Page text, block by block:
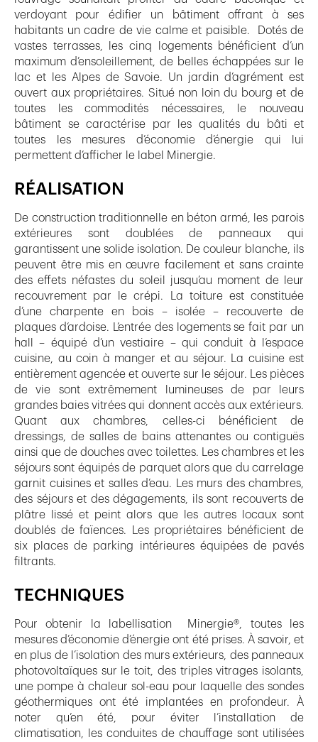
verdoyant pour édifier un bâtiment offrant à ses
habitants un cadre de vie calme et paisible. Dotés de
vastes terrasses, les cinq logements bénéficient d’un
maximum d’ensoleillement, de belles échappées sur le
lac et les Alpes de Savoie. Un jardin d’agrément est
ouvert aux propriétaires. Situé non loin du bourg et de
toutes les commodités nécessaires, le nouveau
bâtiment se caractérise par les qualités du bâti et
toutes les mesures d’économie d’énergie qui lui
permettent d’afficher le label Minergie.
RÉALISATION
De construction traditionnelle en béton armé, les parois
extérieures sont doublées de panneaux qui
garantissent une solide isolation. De couleur blanche, ils
peuvent être mis en œuvre facilement et sans crainte
des effets néfastes du soleil jusqu’au moment de leur
recouvrement par le crépi. La toiture est constituée
d’une charpente en bois – isolée – recouverte de
plaques d‘ardoise. L’entrée des logements se fait par un
hall – équipé d’un vestiaire – qui conduit à l’espace
cuisine, au coin à manger et au séjour. La cuisine est
entièrement agencée et ouverte sur le séjour. Les pièces
de vie sont extrêmement lumineuses de par leurs
grandes baies vitrées qui donnent accès aux extérieurs.
Quant aux chambres, celles-ci bénéficient de
dressings, de salles de bains attenantes ou contiguës
ainsi que de douches avec toilettes. Les chambres et les
séjours sont équipés de parquet alors que du carrelage
garnit cuisines et salles d’eau. Les murs des chambres,
des séjours et des dégagements, ils sont recouverts de
plâtre lissé et peint alors que les autres locaux sont
doublés de faïences. Les propriétaires bénéficient de
six places de parking intérieures équipées de pavés
filtrants.
TECHNIQUES
Pour obtenir la labellisation Minergie®, toutes les
mesures d’économie d’énergie ont été prises. À savoir, et
en plus de l’isolation des murs extérieurs, des panneaux
photovoltaïques sur le toit, des triples vitrages isolants,
une pompe à chaleur sol-eau pour laquelle des sondes
géothermiques ont été implantées en profondeur. À
noter qu’en été, pour éviter l’installation de
climatisation, les conduites de chauffage sont utilisées